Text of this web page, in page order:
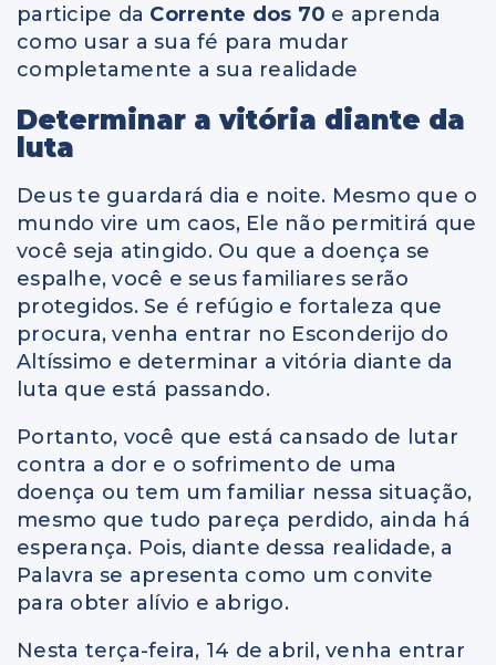
participe da Corrente dos 70 e aprenda
como usar a sua fé para mudar
completamente a sua realidade
Determinar a vitória diante da
luta
Deus te guardará dia e noite. Mesmo que o
mundo vire um caos, Ele não permitirá que
você seja atingido. Ou que a doença se
espalhe, você e seus familiares serão
protegidos. Se é refúgio e fortaleza que
procura, venha entrar no Esconderijo do
Altíssimo e determinar a vitória diante da
luta que está passando.
Portanto, você que está cansado de lutar
contra a dor e o sofrimento de uma
doença ou tem um familiar nessa situação,
mesmo que tudo pareça perdido, ainda há
esperança. Pois, diante dessa realidade, a
Palavra se apresenta como um convite
para obter alívio e abrigo.
Nesta terça-feira, 14 de abril, venha entrar